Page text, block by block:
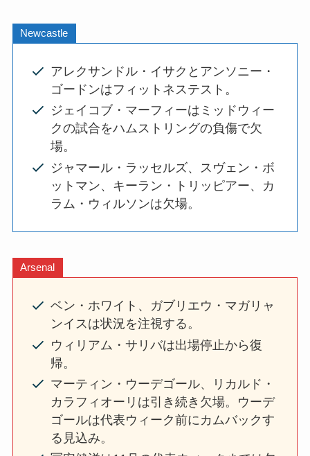
Newcastle
アレクサンドル・イサクとアンソニー・
ゴードンはフィットネステスト。
ジェイコブ・マーフィーはミッドウィー
クの試合をハムストリングの負傷で欠
場。
ジャマール・ラッセルズ、スヴェン・ボ
ットマン、キーラン・トリッピアー、カ
ラム・ウィルソンは欠場。
Arsenal
ベン・ホワイト、ガブリエウ・マガリャ
ンイスは状況を注視する。
ウィリアム・サリバは出場停止から復
帰。
マーティン・ウーデゴール、リカルド・
カラフィオーリは引き続き欠場。ウーデ
ゴールは代表ウィーク前にカムバックす
る見込み。